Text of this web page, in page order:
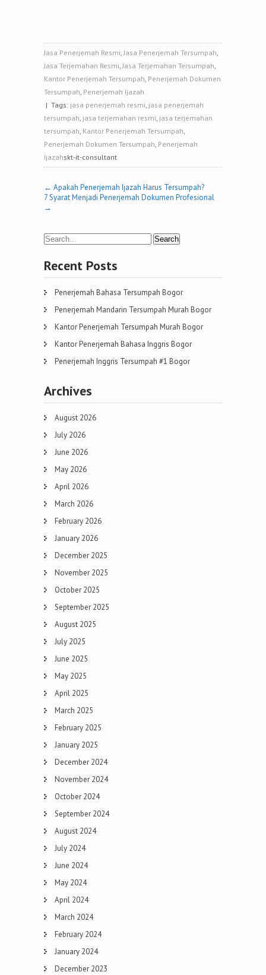
Jasa Penerjemah Resmi,Jasa Penerjemah Tersumpah,
Jasa Terjemahan Resmi,Jasa Terjemahan Tersumpah,
Kantor Penerjemah Tersumpah, Penerjemah Dokumen
Tersumpah, Penerjemah Ijazah
| Tags: jasa penerjemah resmi, jasa penerjemah
tersumpah, jasa terjemahan resmi, jasa terjemahan
tersumpah, Kantor Penerjemah Tersumpah,
Penerjemah Dokumen Tersumpah, Penerjemah
Ijazahskt-it-consultant
Post
navigation
← Apakah Penerjemah Ijazah Harus Tersumpah?
7 Syarat Menjadi Penerjemah Dokumen Profesional
→
Recent Posts
Penerjemah Bahasa Tersumpah Bogor
Penerjemah Mandarin Tersumpah Murah Bogor
Kantor Penerjemah Tersumpah Murah Bogor
Kantor Penerjemah Bahasa Inggris Bogor
Penerjemah Inggris Tersumpah #1 Bogor
Archives
August 2026
July 2026
June 2026
May 2026
April 2026
March 2026
February 2026
January 2026
December 2025
November 2025
October 2025
September 2025
August 2025
July 2025
June 2025
May 2025
April 2025
March 2025
February 2025
January 2025
December 2024
November 2024
October 2024
September 2024
August 2024
July 2024
June 2024
May 2024
April 2024
March 2024
February 2024
January 2024
December 2023